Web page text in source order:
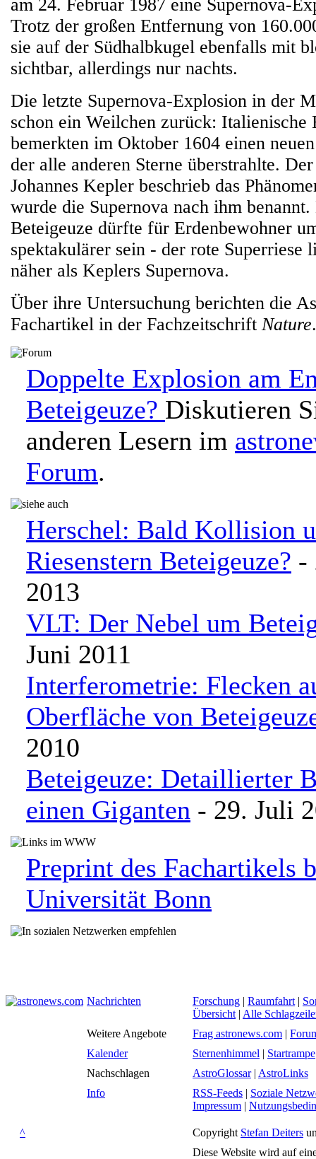
am 24. Februar 1987 eine Supernova-
Trotz der großen Entfernung von
sie auf der Südhalbkugel ebenfalls mit
sichtbar, allerdings nur nachts.
Die letzte Supernova-Explosion in der
schon ein Weilchen zurück: Italienische
bemerkten im Oktober 1604 einen
der alle anderen Sterne überstrahlte.
Johannes Kepler beschrieb das
wurde die Supernova nach ihm
Beteigeuze dürfte für Erdenbewohner
spektakulärer sein - der rote Superriese
näher als Keplers Supernova.
Über ihre Untersuchung berichten die
Fachartikel in der Fachzeitschrift Nature.
Doppelte Explosion am
Beteigeuze? Diskutieren
anderen Lesern im
Forum.
Herschel: Bald Kollision
Riesenstern Beteigeuze? -
2013
VLT: Der Nebel um
Juni 2011
Interferometrie: Flecken
Oberfläche von
2010
Beteigeuze: Detaillierter
einen Giganten - 29. Juli
Preprint des Fachartikels
Universität Bonn
Nachrichten Forschung | Raumfahrt |
Übersicht | Alle
Weitere Angebote
Frag astronews.com |
Kalender
Sternenhimmel | Startrampe
Nachschlagen
AstroGlossar| AstroLinks
Info
RSS-Feeds | Soziale
Impressum |
^ Copyright Stefan Deiters
Diese Website wird auf